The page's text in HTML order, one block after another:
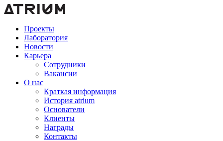
Проекты
Лаборатория
Новости
Карьера
Сотрудники
Вакансии
О нас
Краткая информация
История atrium
Основатели
Клиенты
Награды
Контакты